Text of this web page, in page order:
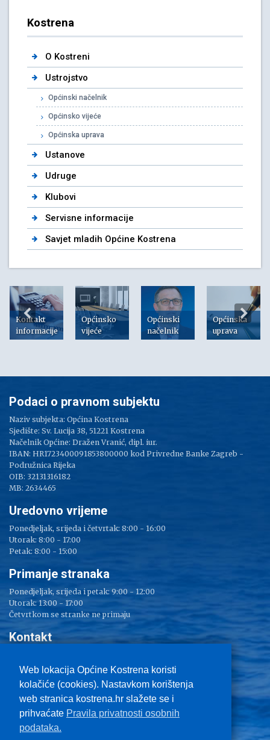
Kostrena
O Kostreni
Ustrojstvo
Općinski načelnik
Općinsko vijeće
Općinska uprava
Ustanove
Udruge
Klubovi
Servisne informacije
Savjet mladih Općine Kostrena
Kontakt
informacije
Općinsko
vijeće
Općinski
načelnik
Općinska
uprava
Web lokacija Općine Kostrena koristi
kolačiće (cookies). Nastavkom korištenja
web stranica kostrena.hr slažete se i
prihvaćate Pravila privatnosti osobnih
podataka.
Podaci o pravnom subjektu
Naziv subjekta: Općina Kostrena
Sjedište: Sv. Lucija 38, 51221 Kostrena
Načelnik Općine: Dražen Vranić, dipl. iur.
IBAN: HR1723400091853800000 kod Privredne Banke Zagreb -
Podružnica Rijeka
OIB: 32131316182
MB: 2634465
Uredovno vrijeme
Ponedjeljak, srijeda i četvrtak: 8:00 - 16:00
Utorak: 8:00 - 17:00
Petak: 8:00 - 15:00
Primanje stranaka
Ponedjeljak, srijeda i petak: 9:00 - 12:00
Utorak: 13:00 - 17:00
Četvrtkom se stranke ne primaju
Kontakt
Tel: 051/ 209 000
Fax: 051/ 289 400
E-mail:kostrena@kostrena.hr
Kontakt informacije
Uvjeti korištenja
Pravo na pristup informacijama